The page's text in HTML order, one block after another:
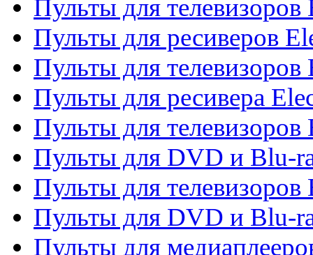
Пульты для телевизоров
Пульты для ресиверов
Пульты для телевизоров
Пульты для ресивера
Пульты для телевизоров
Пульты для DVD и Blu-
Пульты для телевизоров
Пульты для DVD и Blu-
Пульты для